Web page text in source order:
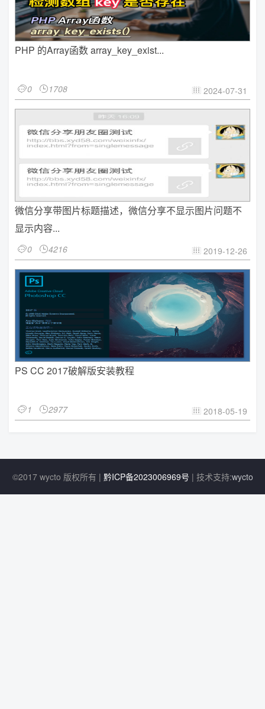
PHP 的Array函数 array_key_exist...
0 1708  2024-07-31
微信分享带图片标题描述，微信分享不显示图片问题不
显示内容...
0 4216  2019-12-26
PS CC 2017破解版安装教程
1 2977  2018-05-19
©2017 wycto 版权所有 | 黔ICP备2023006969号 | 技术支持:wycto